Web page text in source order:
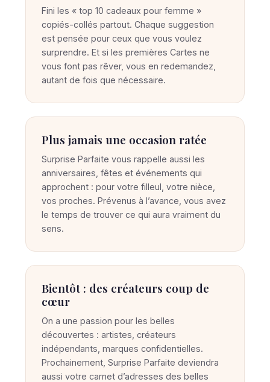
Fini les « top 10 cadeaux pour femme »
copiés-collés partout. Chaque suggestion
est pensée pour ceux que vous voulez
surprendre. Et si les premières Cartes ne
vous font pas rêver, vous en redemandez,
autant de fois que nécessaire.
Plus jamais une occasion ratée
Surprise Parfaite vous rappelle aussi les
anniversaires, fêtes et événements qui
approchent : pour votre filleul, votre nièce,
vos proches. Prévenus à l’avance, vous avez
le temps de trouver ce qui aura vraiment du
sens.
Bientôt : des créateurs coup de
cœur
On a une passion pour les belles
découvertes : artistes, créateurs
indépendants, marques confidentielles.
Prochainement, Surprise Parfaite deviendra
aussi votre carnet d’adresses des belles